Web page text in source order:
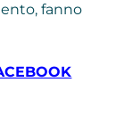
fanno